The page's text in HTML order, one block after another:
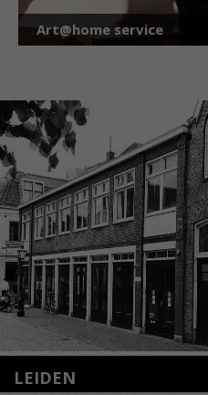
Art@home service
LEIDEN